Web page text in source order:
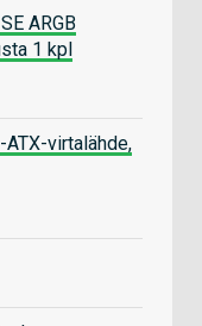
ARGB
1 kpl
ATX-virtalähde,